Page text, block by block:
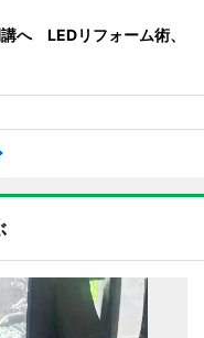
へ LEDリフォーム術、